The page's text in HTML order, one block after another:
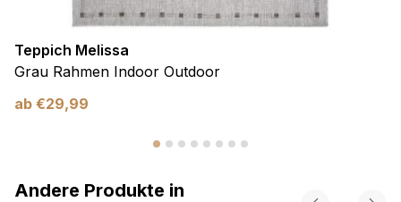
Teppich Melissa
Grau Rahmen Indoor Outdoor
ab €29,99
Andere Produkte in